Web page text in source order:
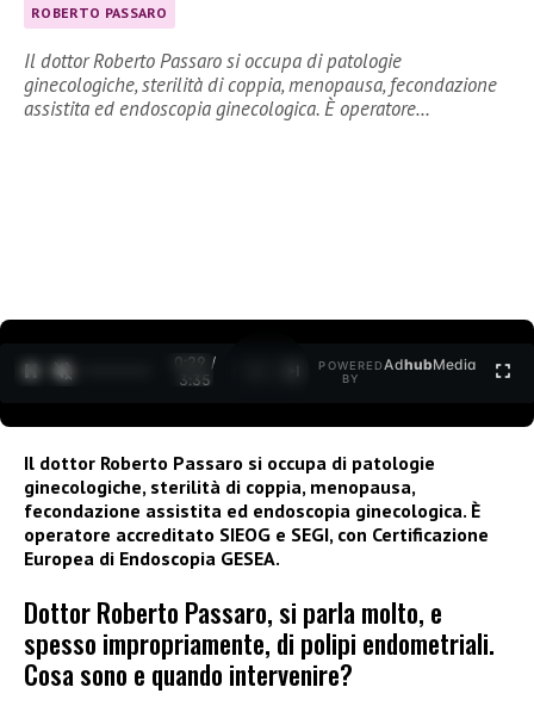
ROBERTO PASSARO
Il dottor Roberto Passaro si occupa di patologie
ginecologiche, sterilità di coppia, menopausa, fecondazione
assistita ed endoscopia ginecologica. È operatore…
0:30 /
3:35
POWERED
BY
AdhubMedia
Il dottor Roberto Passaro si occupa di patologie
ginecologiche, sterilità di coppia, menopausa,
fecondazione assistita ed endoscopia ginecologica. È
operatore accreditato SIEOG e SEGI, con Certificazione
Europea di Endoscopia GESEA.
Dottor Roberto Passaro, si parla molto, e
spesso impropriamente, di polipi endometriali.
Cosa sono e quando intervenire?